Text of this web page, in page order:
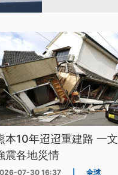
本10年迢迢重建路 一
震各地災情
07-30 16:37 全球